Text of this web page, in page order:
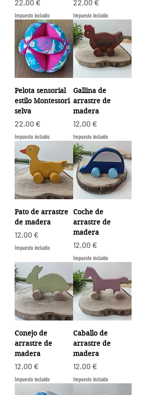
22,00 €
Impuesto incluido
22,00 €
Impuesto incluido
Pelota sensorial
estilo Montessori
selva
Precio
22,00 €
Impuesto incluido
Gallina de
arrastre de
madera
Precio
12,00 €
Impuesto incluido
Pato de arrastre
de madera
Precio
12,00 €
Impuesto incluido
Coche de
arrastre de
madera
Precio
12,00 €
Impuesto incluido
Conejo de
arrastre de
madera
Precio
12,00 €
Impuesto incluido
Caballo de
arrastre de
madera
Precio
12,00 €
Impuesto incluido